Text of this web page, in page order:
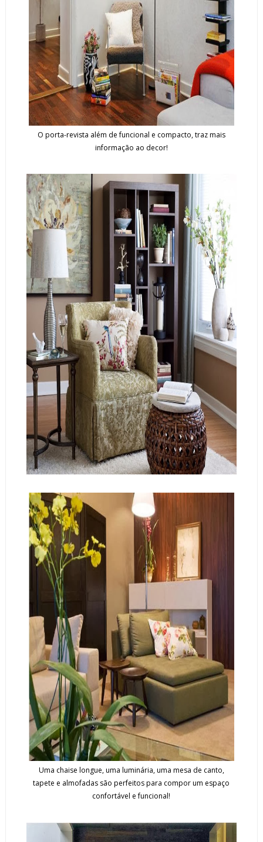
O porta-revista além de funcional e compacto, traz mais
informação ao decor!
Uma chaise longue, uma luminária, uma mesa de canto,
tapete e almofadas são perfeitos para compor um espaço
confortável e funcional!